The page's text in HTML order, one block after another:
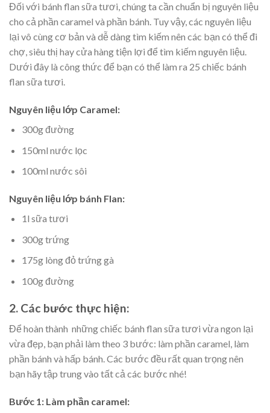
Đối với bánh flan sữa tươi, chúng ta cần chuẩn bị nguyên liệu
cho cả phần caramel và phần bánh. Tuy vậy, các nguyên liệu
lại vô cùng cơ bản và dễ dàng tìm kiếm nên các bạn có thể đi
chợ, siêu thị hay cửa hàng tiện lợi để tìm kiếm nguyên liệu.
Dưới đây là công thức để bạn có thể làm ra 25 chiếc bánh
flan sữa tươi.
Nguyên liệu lớp Caramel:
300g đường
150ml nước lọc
100ml nước sôi
Nguyên liệu lớp bánh Flan:
1l sữa tươi
300g trứng
175g lòng đỏ trứng gà
100g đường
2. Các bước thực hiện:
Để hoàn thành những chiếc bánh flan sữa tươi vừa ngon lại
vừa đẹp, bạn phải làm theo 3 bước: làm phần caramel, làm
phần bánh và hấp bánh. Các bước đều rất quan trọng nên
bạn hãy tập trung vào tất cả các bước nhé!
Bước 1: Làm phần caramel: